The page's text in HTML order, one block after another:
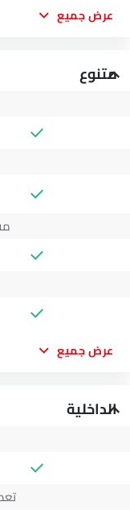
عرض جميع
متنوع
عرض جميع
الداخلية